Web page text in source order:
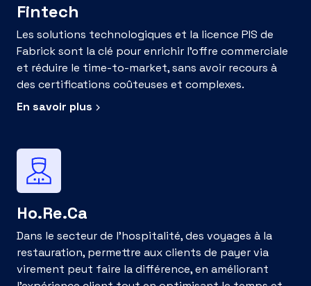
Fintech
Les solutions technologiques et la licence PIS de
Fabrick sont la clé pour enrichir l'offre commerciale
et réduire le time-to-market, sans avoir recours à
des certifications coûteuses et complexes.
En savoir plus
Ho.Re.Ca
Dans le secteur de l'hospitalité, des voyages à la
restauration, permettre aux clients de payer via
virement peut faire la différence, en améliorant